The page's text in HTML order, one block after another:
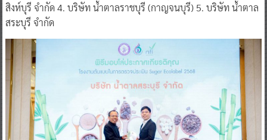
สิงห์บุรี จำกัด 4. บริษัท น้ำตาลราชบุรี (กาญจนบุรี) 5. บริษัท น้ำตาล
สระบุรี จำกัด